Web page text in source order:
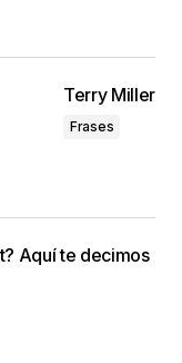
Terry Miller
Frases
Aquí te decimos